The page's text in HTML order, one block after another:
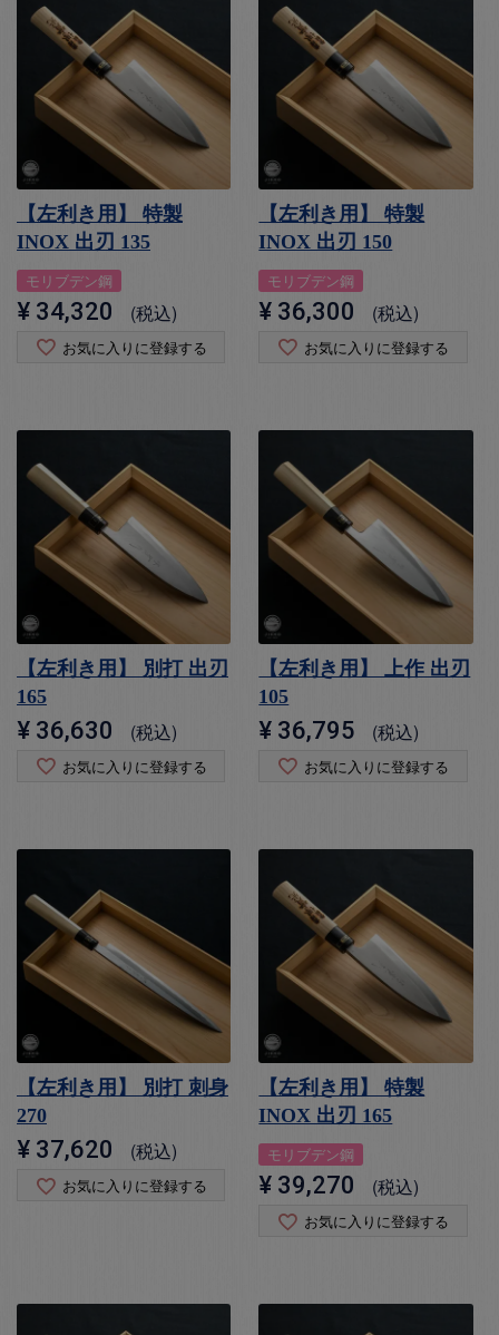
【左利き用】 特製
INOX 出刃 135
モリブデン鋼
¥ 34,320 税込
お気に入りに登録する
【左利き用】 特製
INOX 出刃 150
モリブデン鋼
¥ 36,300 税込
お気に入りに登録する
【左利き用】 別打 出刃
165
¥ 36,630 税込
お気に入りに登録する
【左利き用】 上作 出刃
105
¥ 36,795 税込
お気に入りに登録する
【左利き用】 別打 刺身
270
¥ 37,620 税込
お気に入りに登録する
【左利き用】 特製
INOX 出刃 165
モリブデン鋼
¥ 39,270 税込
お気に入りに登録する